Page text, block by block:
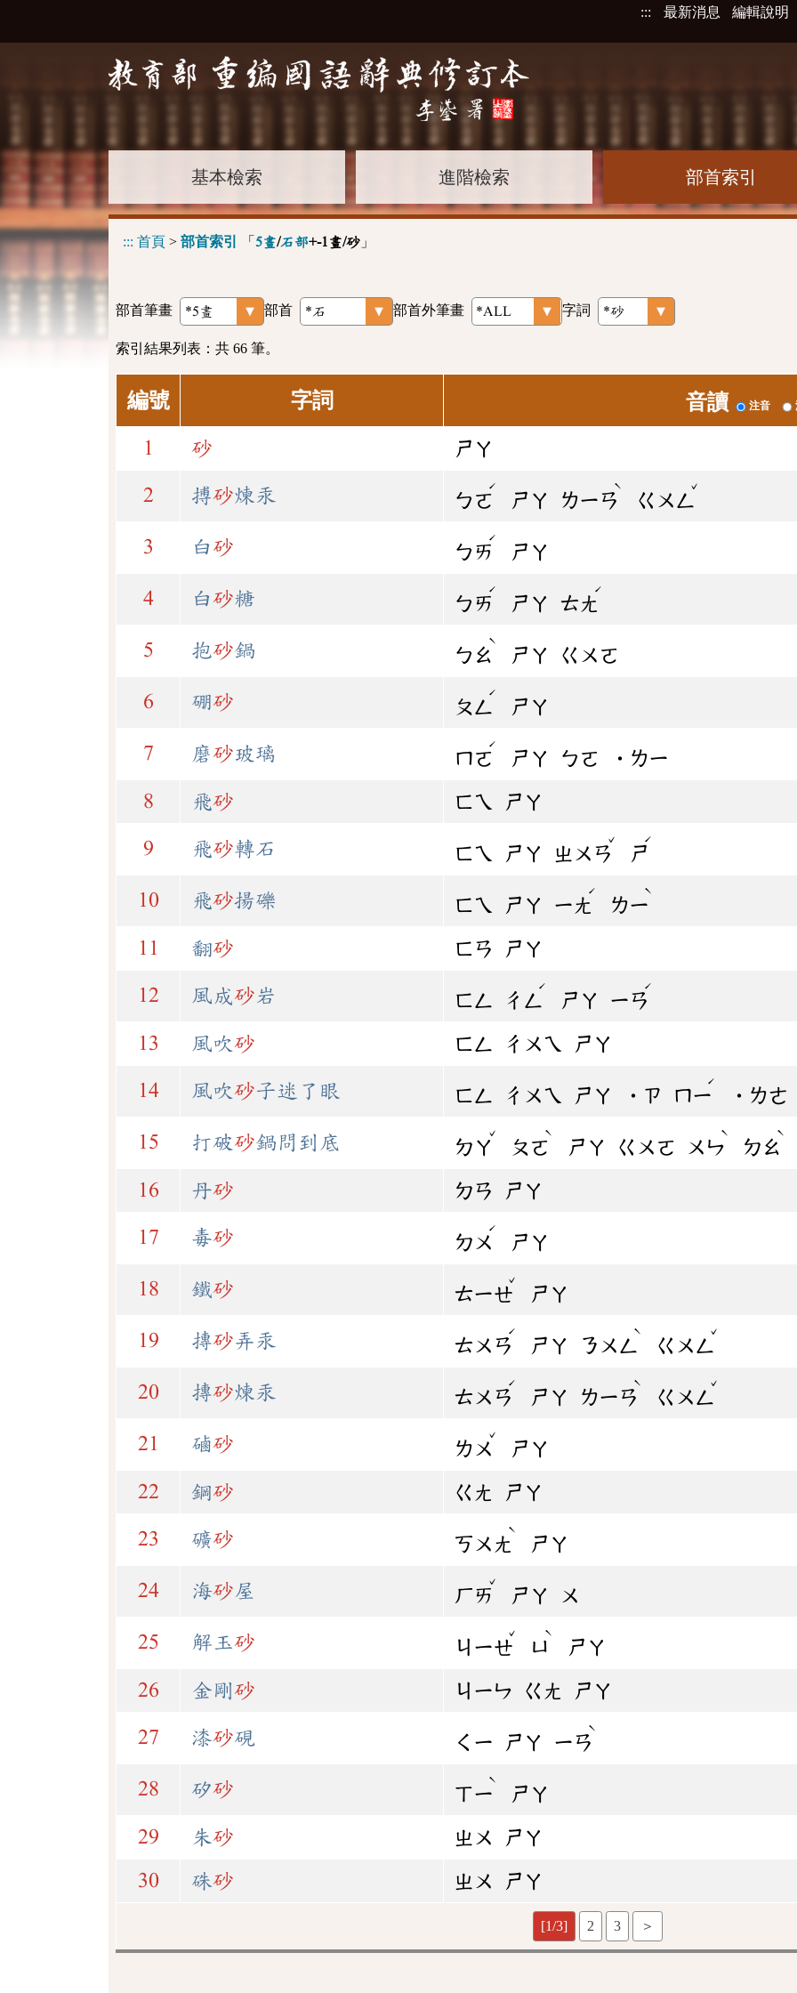
::: 最新消息 編輯說明
基本檢索 進階檢索 部首索引
::: 首頁 > 部首索引 「 5畫/石部+-1畫/砂 」
部首筆畫 部首 部首外筆畫 字詞
索引結果列表：共 66 筆。
編號 字詞 音讀 注音
1 砂 ㄕㄚ
2 搏砂煉汞 ㄅㄛ
ˊ
ㄕㄚ ㄌㄧㄢ
ˋ
ㄍㄨㄥ
ˇ
3 白砂 ㄅㄞ
ˊ
ㄕㄚ
4 白砂糖 ㄅㄞ
ˊ
ㄕㄚ ㄊㄤ
ˊ
5 抱砂鍋 ㄅㄠ
ˋ
ㄕㄚ ㄍㄨㄛ
6 硼砂 ㄆㄥ
ˊ
ㄕㄚ
7 磨砂玻璃 ㄇㄛ
ˊ
ㄕㄚ ㄅㄛ ˙ㄌㄧ
8 飛砂 ㄈㄟ ㄕㄚ
9 飛砂轉石 ㄈㄟ ㄕㄚ ㄓㄨㄢ
ˇ
ㄕ
ˊ
10 飛砂揚礫 ㄈㄟ ㄕㄚ ㄧㄤ
ˊ
ㄌㄧ
ˋ
11 翻砂 ㄈㄢ ㄕㄚ
12 風成砂岩 ㄈㄥ ㄔㄥ
ˊ
ㄕㄚ ㄧㄢ
ˊ
13 風吹砂 ㄈㄥ ㄔㄨㄟ ㄕㄚ
14 風吹砂子迷了眼 ㄈㄥ ㄔㄨㄟ ㄕㄚ ˙ㄗ ㄇㄧ
ˊ
˙ㄌㄜ
15 打破砂鍋問到底 ㄉㄚ
ˇ
ㄆㄛ
ˋ
ㄕㄚ ㄍㄨㄛ ㄨㄣ
ˋ
ㄉㄠ
ˋ
16 丹砂 ㄉㄢ ㄕㄚ
17 毒砂 ㄉㄨ
ˊ
ㄕㄚ
18 鐵砂 ㄊㄧㄝ
ˇ
ㄕㄚ
19 摶砂弄汞 ㄊㄨㄢ
ˊ
ㄕㄚ ㄋㄨㄥ
ˋ
ㄍㄨㄥ
ˇ
20 摶砂煉汞 ㄊㄨㄢ
ˊ
ㄕㄚ ㄌㄧㄢ
ˋ
ㄍㄨㄥ
ˇ
21 磠砂 ㄌㄨ
ˇ
ㄕㄚ
22 鋼砂 ㄍㄤ ㄕㄚ
23 礦砂 ㄎㄨㄤ
ˋ
ㄕㄚ
24 海砂屋 ㄏㄞ
ˇ
ㄕㄚ ㄨ
25 解玉砂 ㄐㄧㄝ
ˇ
ㄩ
ˋ
ㄕㄚ
26 金剛砂 ㄐㄧㄣ ㄍㄤ ㄕㄚ
27 漆砂硯 ㄑㄧ ㄕㄚ ㄧㄢ
ˋ
28 矽砂 ㄒㄧ
ˋ
ㄕㄚ
29 朱砂 ㄓㄨ ㄕㄚ
30 硃砂 ㄓㄨ ㄕㄚ
[1/3] 2 3 ＞